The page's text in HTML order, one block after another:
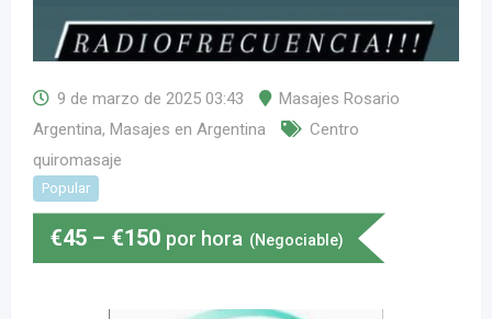
9 de marzo de 2025 03:43
Masajes Rosario
Argentina, Masajes en Argentina
Centro
quiromasaje
Popular
€45 – €150 por hora (Negociable)